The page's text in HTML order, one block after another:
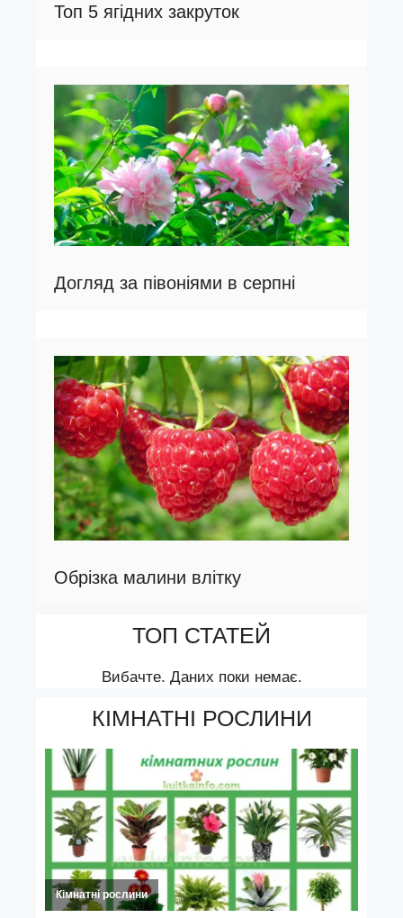
Топ 5 ягідних закруток
Догляд за півоніями в серпні
Обрізка малини влітку
ТОП СТАТЕЙ
Вибачте. Даних поки немає.
КІМНАТНІ РОСЛИНИ